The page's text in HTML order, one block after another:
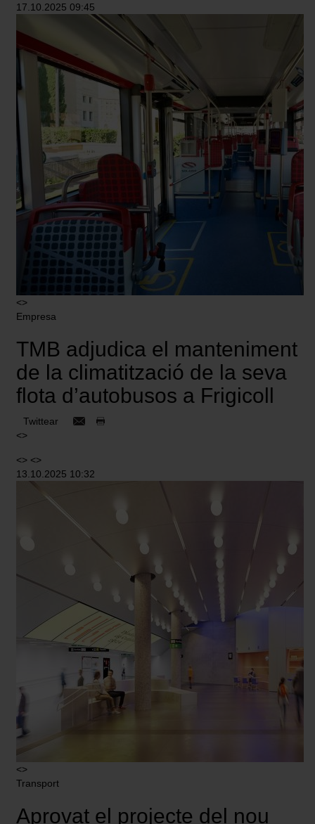
17.10.2025 09:45
<>
Empresa
TMB adjudica el manteniment
de la climatització de la seva
flota d’autobusos a Frigicoll
Twittear
<>
<> <>
13.10.2025 10:32
<>
Transport
Aprovat el projecte del nou